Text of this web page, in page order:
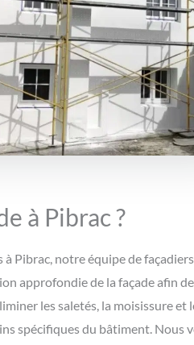
à Pibrac ?
Pibrac, notre équipe de
approfondie de la façade afin
les saletés, la moisissure et
spécifiques du bâtiment. Nous